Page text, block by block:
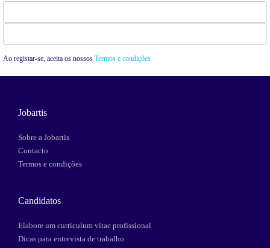
Ao registar-se, aceita os nossos Termos e condições
Jobartis
Sobre a Jobartis
Contacto
Termos e condições
Candidatos
Elabore um curriculum vitae profissional
Dicas para entrevista de trabalho